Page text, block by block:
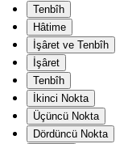
Tenbîh
Hâtime
İşâret ve Tenbîh
İşâret
Tenbîh
İkinci Nokta
Üçüncü Nokta
Dördüncü Nokta